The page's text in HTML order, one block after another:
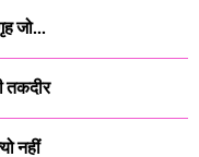
जो...
तकदीर
नहीं